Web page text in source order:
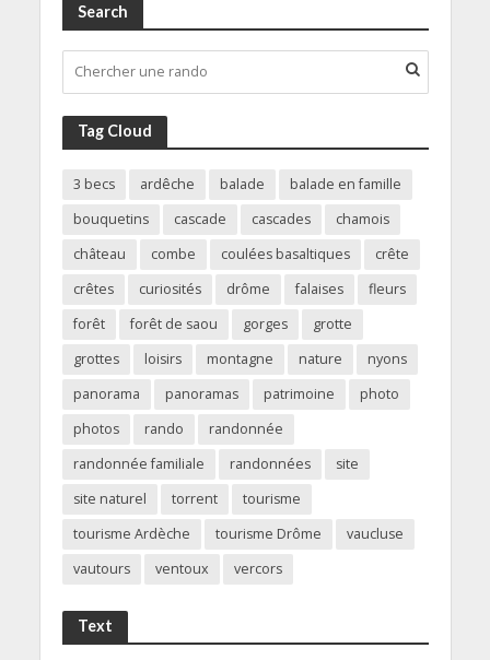
Search
Tag Cloud
3 becs ardêche balade
balade en famille
bouquetins
cascade cascades
chamois
château
combe coulées basaltiques
crête
crêtes
curiosités drôme falaises
fleurs
forêt
forêt de saou gorges
grotte
grottes
loisirs montagne nature
nyons
panorama
panoramas patrimoine
photo
photos
rando
randonnée
randonnée familiale
randonnées
site
site naturel
torrent
tourisme
tourisme Ardèche
tourisme Drôme
vaucluse
vautours
ventoux vercors
Text